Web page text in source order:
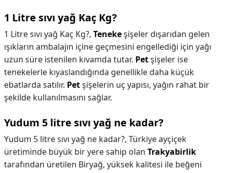
1 Litre sıvı yağ Kaç Kg?
1 Litre sıvı yağ Kaç Kg?, Tenekeşişeler dışarıdan gelen
ışıkların ambalajın içine geçmesini engellediği için yağı
uzun süre istenilen kıvamda tutar. Petşişeler ise
tenekelerle kıyaslandığında genellikle daha küçük
ebatlarda satılır. Petşişelerin uç yapısı, yağın rahat bir
şekilde kullanılmasını sağlar.
Yudum 5 litre sıvı yağ ne kadar?
Yudum 5 litre sıvı yağ ne kadar?, Türkiye ayçiçek
üretiminde büyük bir yere sahip olan Trakyabirlik
tarafından üretilen Biryağ, yüksek kalitesi ile beğeni